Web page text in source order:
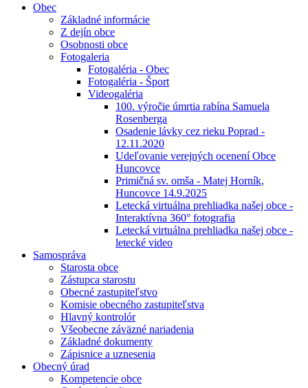
Obec
Základné informácie
Z dejín obce
Osobnosti obce
Fotogaleria
Fotogaléria - Obec
Fotogaléria - Šport
Videogaléria
100. výročie úmrtia rabína Samuela
Rosenberga
Osadenie lávky cez rieku Poprad -
12.11.2020
Udeľovanie verejných ocenení Obce
Huncovce
Primičná sv. omša - Matej Horník,
Huncovce 14.9.2025
Letecká virtuálna prehliadka našej obce -
Interaktívna 360° fotografia
Letecká virtuálna prehliadka našej obce -
letecké video
Samospráva
Starosta obce
Zástupca starostu
Obecné zastupiteľstvo
Komisie obecného zastupiteľstva
Hlavný kontrolór
Všeobecne záväzné nariadenia
Základné dokumenty
Zápisnice a uznesenia
Obecný úrad
Kompetencie obce